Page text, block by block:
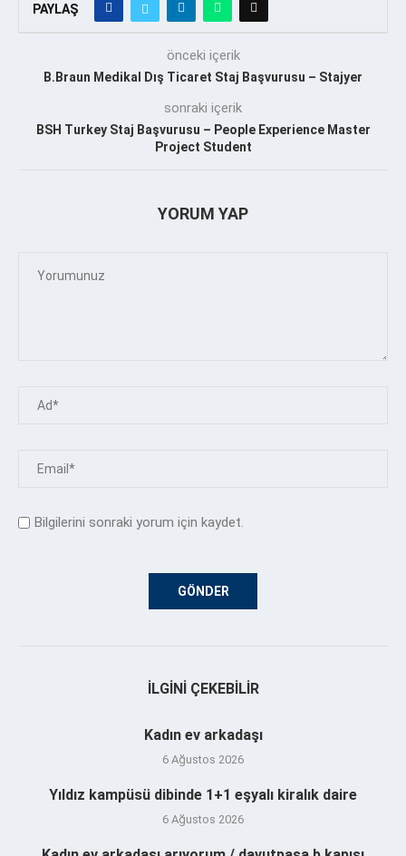
PAYLAŞ
önceki içerik
B.Braun Medikal Dış Ticaret Staj Başvurusu – Stajyer
sonraki içerik
BSH Turkey Staj Başvurusu – People Experience Master
Project Student
YORUM YAP
Bilgilerini sonraki yorum için kaydet.
İLGINI ÇEKEBILIR
Kadın ev arkadaşı
6 Ağustos 2026
Yıldız kampüsü dibinde 1+1 eşyalı kiralık daire
6 Ağustos 2026